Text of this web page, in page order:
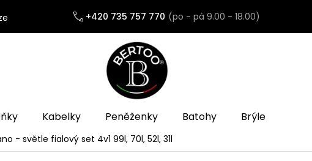
+420 735 757 770
Kabelky Peněženky Batohy Brýle
- světle fialový set 4v1 99l, 70l, 52l, 31l